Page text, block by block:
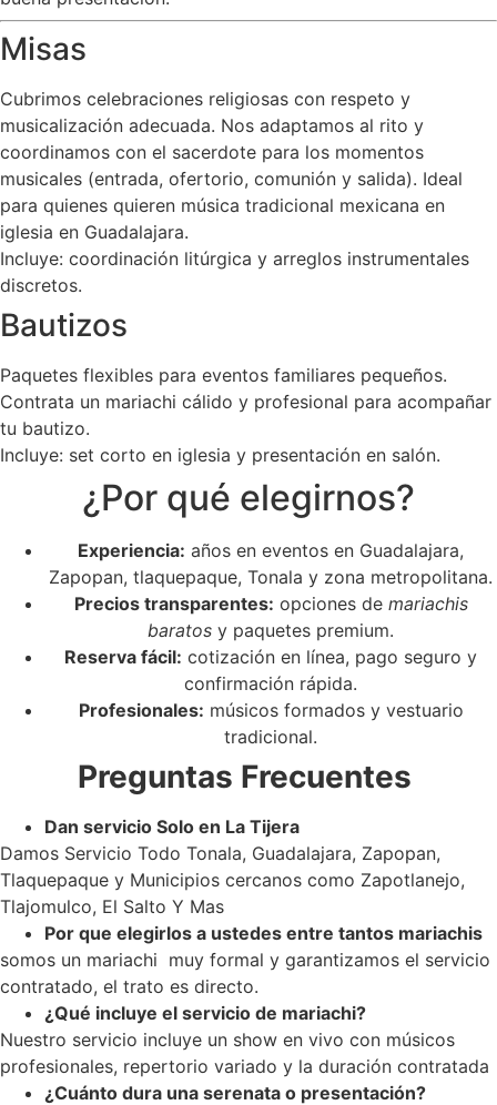
Misas
Cubrimos celebraciones religiosas con respeto y
musicalización adecuada. Nos adaptamos al rito y
coordinamos con el sacerdote para los momentos
musicales (entrada, ofertorio, comunión y salida). Ideal
para quienes quieren música tradicional mexicana en
iglesia en Guadalajara.
Incluye: coordinación litúrgica y arreglos instrumentales
discretos.
Bautizos
Paquetes flexibles para eventos familiares pequeños.
Contrata un mariachi cálido y profesional para acompañar
tu bautizo.
Incluye: set corto en iglesia y presentación en salón.
¿Por qué elegirnos?
Experiencia: años en eventos en Guadalajara,
Zapopan, tlaquepaque, Tonala y zona metropolitana.
Precios transparentes: opciones de mariachis
baratos y paquetes premium.
Reserva fácil: cotización en línea, pago seguro y
confirmación rápida.
Profesionales: músicos formados y vestuario
tradicional.
Preguntas Frecuentes
Dan servicio Solo en La Tijera
Damos Servicio Todo Tonala, Guadalajara, Zapopan,
Tlaquepaque y Municipios cercanos como Zapotlanejo,
Tlajomulco, El Salto Y Mas
Por que elegirlos a ustedes entre tantos mariachis
somos un mariachi muy formal y garantizamos el servicio
contratado, el trato es directo.
¿Qué incluye el servicio de mariachi?
Nuestro servicio incluye un show en vivo con músicos
profesionales, repertorio variado y la duración contratada
¿Cuánto dura una serenata o presentación?